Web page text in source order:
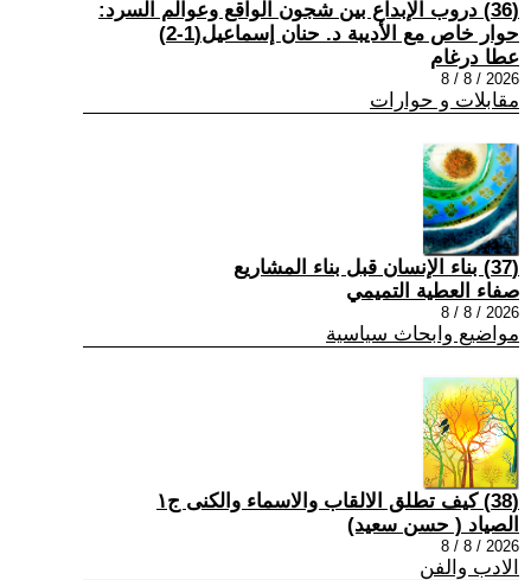
(36) دروب الإبداع بين شجون الواقع وعوالم السرد:
حوار خاص مع الأديبة د. حنان إسماعيل(1-2)
عطا درغام
2026 / 8 / 8
مقابلات و حوارات
(37) بناء الإنسان قبل بناء المشاريع
صفاء العطية التميمي
2026 / 8 / 8
مواضيع وابحاث سياسية
(38) كيف تطلق الالقاب والاسماء والكنى ج١
الصياد ‏( حسن سعيد‏)
2026 / 8 / 8
الادب والفن